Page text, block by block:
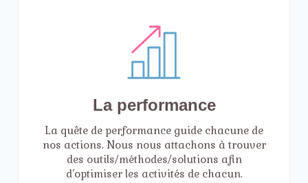
La performance
La quête de performance guide chacune de
nos actions. Nous nous attachons à trouver
des outils/méthodes/solutions afin
d’optimiser les activités de chacun.